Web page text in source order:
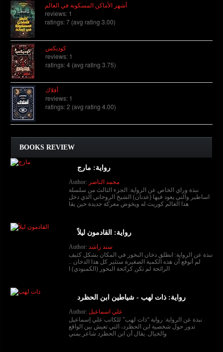
أشهر الأماكن المسكونة في العالم
reviews: 1
ratings: 7 (avg rating 3.00)
كوديكس
reviews: 1
ratings: 4 (avg rating 3.75)
أفلاك
reviews: 1
ratings: 2 (avg rating 4.00)
BOOKS REVIEW
رواية: مارج
Author: محمد الناصر
نبذة وراي الخاص عن الرواية: الجزء الثالث من سلسلة
اساطير والتي يعود فيها (عدنان) الشيخ الروحاني الذي دخل
هذا العالم كوريث له ويخوض معركة جديدة حين يقا
رواية: القادمون ليلاً
Author: سند راشد
نبذة عن الرواية: انطلق دخان البخور في المكان بشكل كثيف
لم أتوقع أن هذه الكمية الصغيرة ستثير كل هذا الدخان ..
الرائحة لم تكن كرائحة البخور (الكمبودي) ا
رواية: ذات لهب - شياطين ابن الحظرد
Author: علي اسماعيل
نبذة عن الرواية: رواية “ذات لهب” للكاتب علي إسماعيل
تدور حول شخصية ابن الحظرد، التي تعيش بين الواقع
والخيال. يقال أن ابن الحظرد شاعر يمني